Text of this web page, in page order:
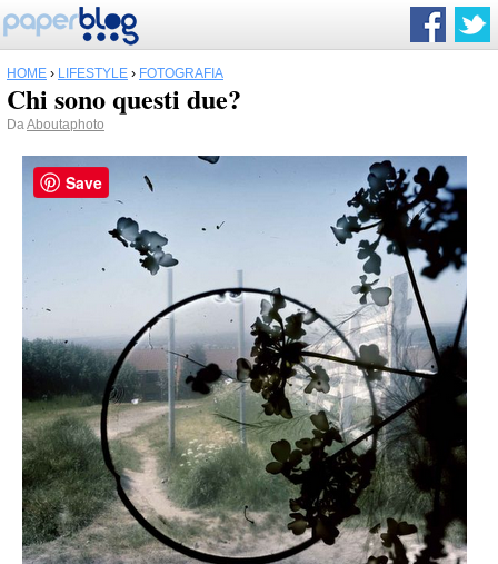
HOME › LIFESTYLE › FOTOGRAFIA
Chi sono questi due?
DaAboutaphoto
Save